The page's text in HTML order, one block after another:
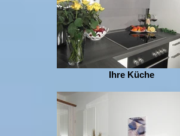
Ihre Küche